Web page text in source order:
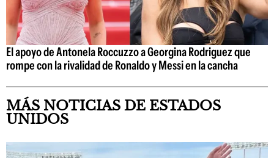
El apoyo de Antonela Roccuzzo a Georgina Rodriguez que
rompe con la rivalidad de Ronaldo y Messi en la cancha
MÁS NOTICIAS DE ESTADOS
UNIDOS